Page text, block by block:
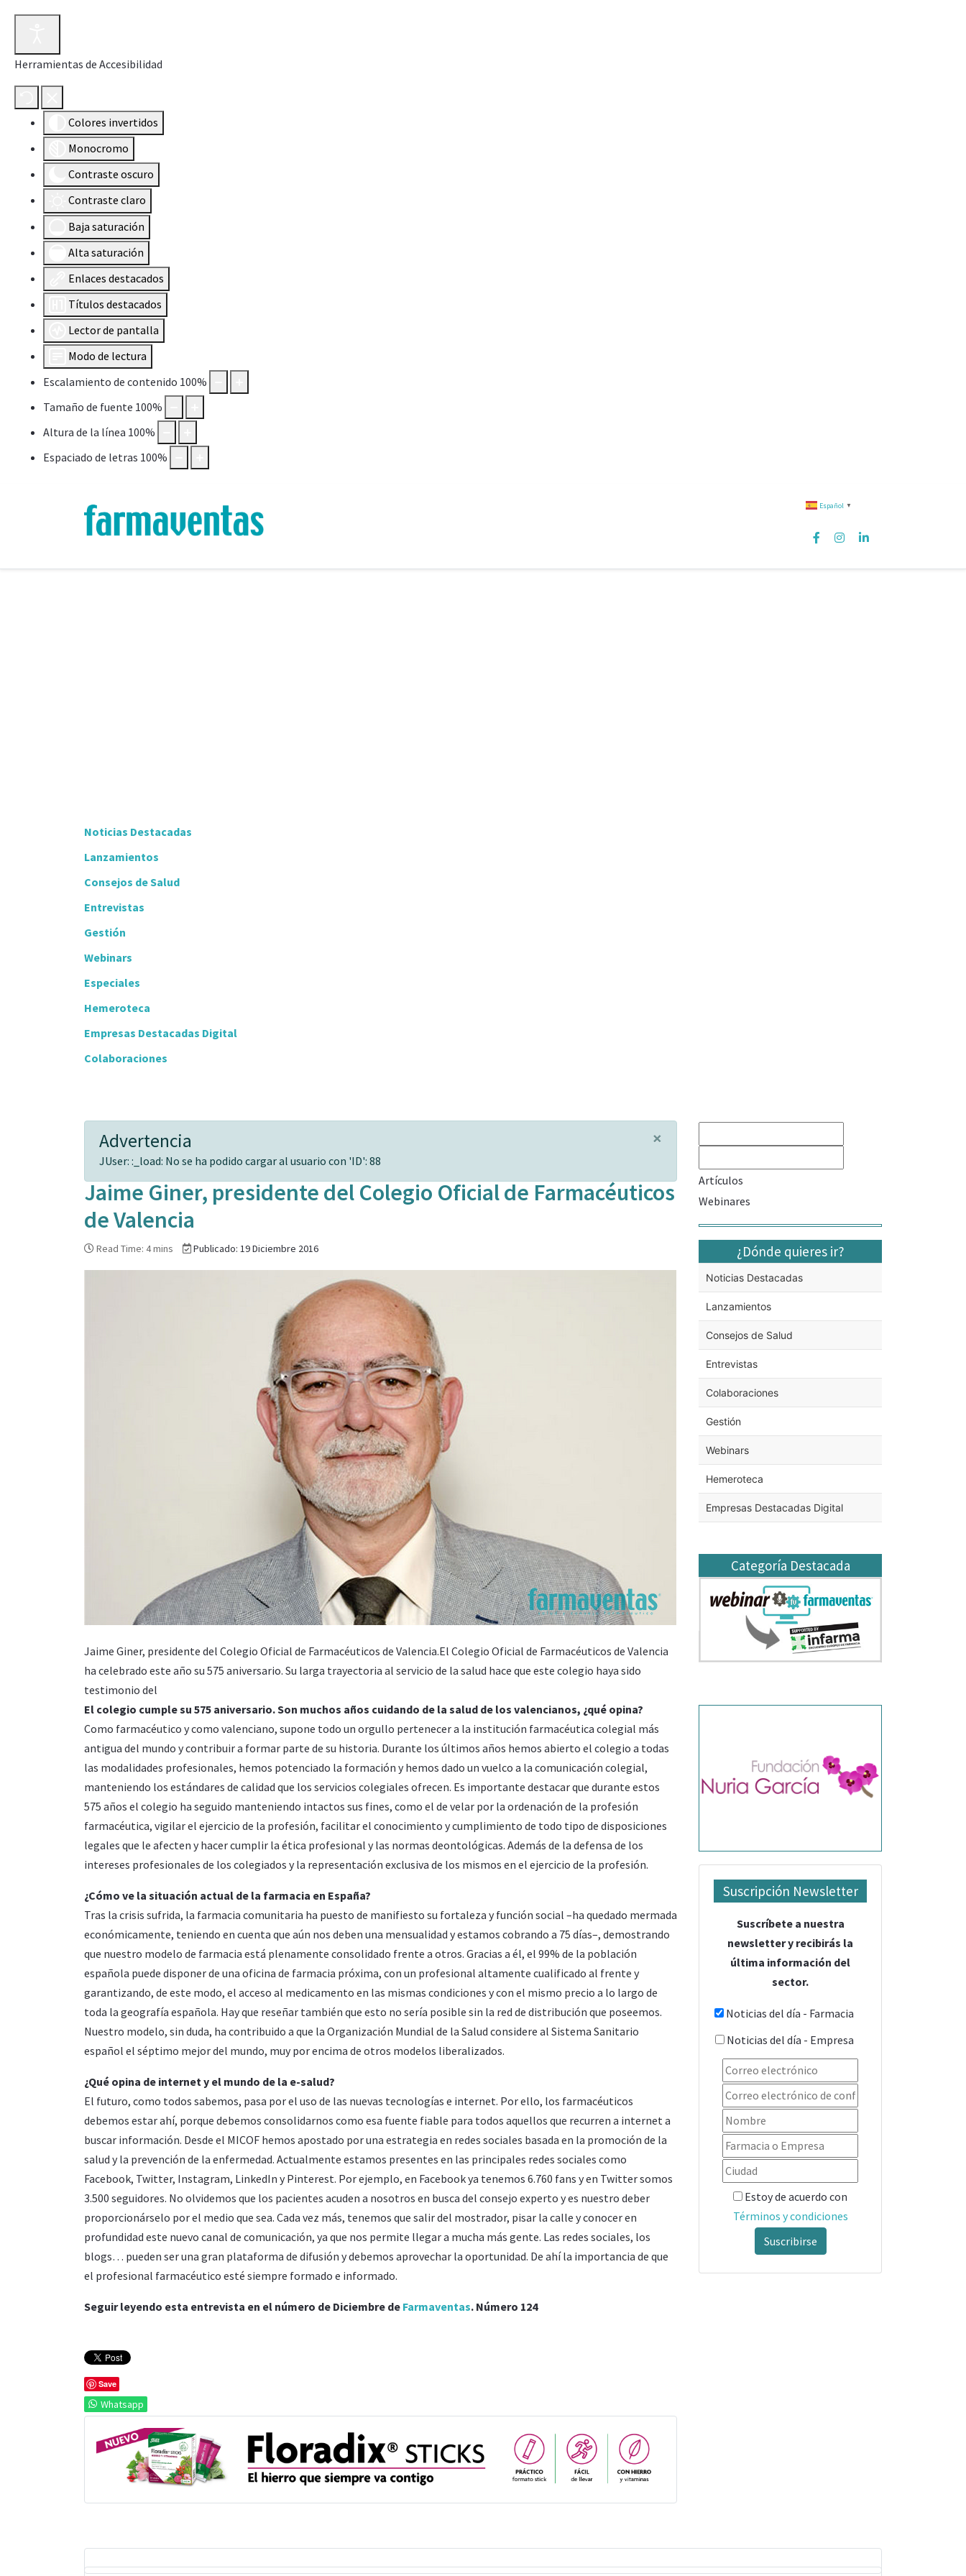
Herramientas de Accesibilidad
Colores invertidos
Monocromo
Contraste oscuro
Contraste claro
Baja saturación
Alta saturación
Enlaces destacados
Títulos destacados
Lector de pantalla
Modo de lectura
Escalamiento de contenido 100%
Tamaño de fuente 100%
Altura de la línea 100%
Espaciado de letras 100%
Español ▼
Noticias Destacadas
Lanzamientos
Consejos de Salud
Entrevistas
Gestión
Webinars
Especiales
Hemeroteca
Empresas Destacadas Digital
Colaboraciones
×
Advertencia
JUser: :_load: No se ha podido cargar al usuario con 'ID': 88
Jaime Giner, presidente del Colegio Oficial de Farmacéuticos
de Valencia
Read Time: 4 mins Publicado: 19 Diciembre 2016
Jaime Giner, presidente del Colegio Oficial de Farmacéuticos de Valencia.El Colegio Oficial de Farmacéuticos de Valencia
ha celebrado este año su 575 aniversario. Su larga trayectoria al servicio de la salud hace que este colegio haya sido
testimonio del
El colegio cumple su 575 aniversario. Son muchos años cuidando de la salud de los valencianos, ¿qué opina?
Como farmacéutico y como valenciano, supone todo un orgullo pertenecer a la institución farmacéutica colegial más
antigua del mundo y contribuir a formar parte de su historia. Durante los últimos años hemos abierto el colegio a todas
las modalidades profesionales, hemos potenciado la formación y hemos dado un vuelco a la comunicación colegial,
manteniendo los estándares de calidad que los servicios colegiales ofrecen. Es importante destacar que durante estos
575 años el colegio ha seguido manteniendo intactos sus fines, como el de velar por la ordenación de la profesión
farmacéutica, vigilar el ejercicio de la profesión, facilitar el conocimiento y cumplimiento de todo tipo de disposiciones
legales que le afecten y hacer cumplir la ética profesional y las normas deontológicas. Además de la defensa de los
intereses profesionales de los colegiados y la representación exclusiva de los mismos en el ejercicio de la profesión.
¿Cómo ve la situación actual de la farmacia en España?
Tras la crisis sufrida, la farmacia comunitaria ha puesto de manifiesto su fortaleza y función social –ha quedado mermada
económicamente, teniendo en cuenta que aún nos deben una mensualidad y estamos cobrando a 75 días–, demostrando
que nuestro modelo de farmacia está plenamente consolidado frente a otros. Gracias a él, el 99% de la población
española puede disponer de una oficina de farmacia próxima, con un profesional altamente cualificado al frente y
garantizando, de este modo, el acceso al medicamento en las mismas condiciones y con el mismo precio a lo largo de
toda la geografía española. Hay que reseñar también que esto no sería posible sin la red de distribución que poseemos.
Nuestro modelo, sin duda, ha contribuido a que la Organización Mundial de la Salud considere al Sistema Sanitario
español el séptimo mejor del mundo, muy por encima de otros modelos liberalizados.
¿Qué opina de internet y el mundo de la e-salud?
El futuro, como todos sabemos, pasa por el uso de las nuevas tecnologías e internet. Por ello, los farmacéuticos
debemos estar ahí, porque debemos consolidarnos como esa fuente fiable para todos aquellos que recurren a internet a
buscar información. Desde el MICOF hemos apostado por una estrategia en redes sociales basada en la promoción de la
salud y la prevención de la enfermedad. Actualmente estamos presentes en las principales redes sociales como
Facebook, Twitter, Instagram, LinkedIn y Pinterest. Por ejemplo, en Facebook ya tenemos 6.760 fans y en Twitter somos
3.500 seguidores. No olvidemos que los pacientes acuden a nosotros en busca del consejo experto y es nuestro deber
proporcionárselo por el medio que sea. Cada vez más, tenemos que salir del mostrador, pisar la calle y conocer en
profundidad este nuevo canal de comunicación, ya que nos permite llegar a mucha más gente. Las redes sociales, los
blogs… pueden ser una gran plataforma de difusión y debemos aprovechar la oportunidad. De ahí la importancia de que
el profesional farmacéutico esté siempre formado e informado.
Seguir leyendo esta entrevista en el número de Diciembre de Farmaventas. Número 124
Save
Whatsapp
Artículos
Webinares
¿Dónde quieres ir?
Noticias Destacadas
Lanzamientos
Consejos de Salud
Entrevistas
Colaboraciones
Gestión
Webinars
Hemeroteca
Empresas Destacadas Digital
Categoría Destacada
Suscripción Newsletter
Suscríbete a nuestra
newsletter y recibirás la
última información del
sector.
Noticias del día - Farmacia
Noticias del día - Empresa
Estoy de acuerdo con
Términos y condiciones
Suscribirse